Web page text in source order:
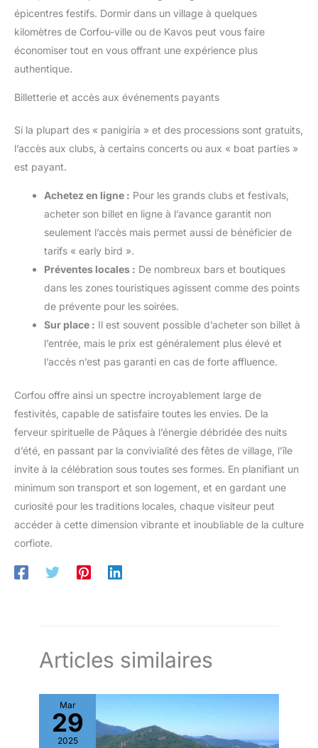
épicentres festifs. Dormir dans un village à quelques
kilomètres de Corfou-ville ou de Kavos peut vous faire
économiser tout en vous offrant une expérience plus
authentique.
Billetterie et accès aux événements payants
Si la plupart des « panigiria » et des processions sont gratuits,
l’accès aux clubs, à certains concerts ou aux « boat parties »
est payant.
Achetez en ligne : Pour les grands clubs et festivals,
acheter son billet en ligne à l’avance garantit non
seulement l’accès mais permet aussi de bénéficier de
tarifs « early bird ».
Préventes locales : De nombreux bars et boutiques
dans les zones touristiques agissent comme des points
de prévente pour les soirées.
Sur place : Il est souvent possible d’acheter son billet à
l’entrée, mais le prix est généralement plus élevé et
l’accès n’est pas garanti en cas de forte affluence.
Corfou offre ainsi un spectre incroyablement large de
festivités, capable de satisfaire toutes les envies. De la
ferveur spirituelle de Pâques à l’énergie débridée des nuits
d’été, en passant par la convivialité des fêtes de village, l’île
invite à la célébration sous toutes ses formes. En planifiant un
minimum son transport et son logement, et en gardant une
curiosité pour les traditions locales, chaque visiteur peut
accéder à cette dimension vibrante et inoubliable de la culture
corfiote.
Articles similaires
Mar
29
2025